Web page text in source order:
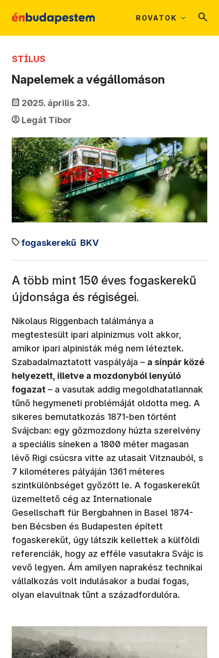
ROVATOK
STÍLUS
Napelemek a végállomáson
2025. április 23.
Legát Tibor
fogaskerekű BKV
A több mint 150 éves fogaskerekű
újdonsága és régiségei.
Nikolaus Riggenbach találmánya a
megtestesült ipari alpinizmus volt akkor,
amikor ipari alpinisták még nem léteztek.
Szabadalmaztatott vaspályája – a sínpár közé
helyezett, illetve a mozdonyból lenyúló
fogazat – a vasutak addig megoldhatatlannak
tűnő hegymeneti problémáját oldotta meg. A
sikeres bemutatkozás 1871-ben történt
Svájcban: egy gőzmozdony húzta szerelvény
a speciális síneken a 1800 méter magasan
lévő Rigi csúcsra vitte az utasait Vitznauból, s
7 kilométeres pályáján 1361 méteres
szintkülönbséget győzött le. A fogaskerekűt
üzemeltető cég az Internationale
Gesellschaft für Bergbahnen in Basel 1874-
ben Bécsben és Budapesten épített
fogaskerekűt, úgy látszik kellettek a külföldi
referenciák, hogy az efféle vasutakra Svájc is
vevő legyen. Ám amilyen naprakész technikai
vállalkozás volt indulásakor a budai fogas,
olyan elavultnak tűnt a századfordulóra.